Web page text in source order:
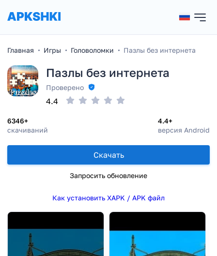
Главная Игры Головоломки Пазлы без интернета
Пазлы без интернета
Проверено
6346+
скачиваний
4.4+
версия Android
4.4
Скачать
Запросить обновление
Как установить XAPK / APK файл